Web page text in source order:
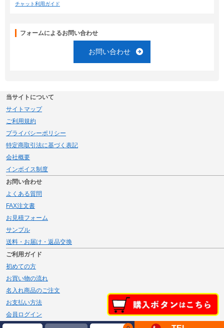
チャット利用ガイド
フォームによるお問い合わせ
お問い合わせ
当サイトについて
サイトマップ
ご利用規約
プライバシーポリシー
特定商取引法に基づく表記
会社概要
インボイス制度
お問い合わせ
よくある質問
FAX注文書
お見積フォーム
サンプル
送料・お届け・返品交換
ご利用ガイド
初めての方
お買い物の流れ
名入れ商品のご注文
お支払い方法
会員ログイン
メルマガ登録